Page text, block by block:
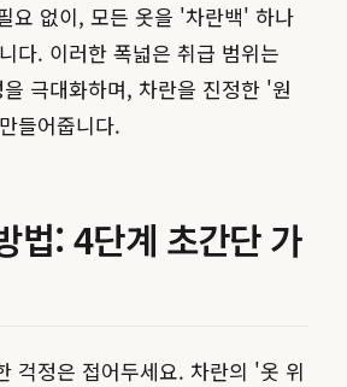
요 없이, 모든 옷을 '차란백' 하나
다. 이러한 폭넓은 취급 범위는
극대화하며, 차란을 진정한 '원
들어줍니다.
법: 4단계 초간단 가
걱정은 접어두세요. 차란의 '옷 위